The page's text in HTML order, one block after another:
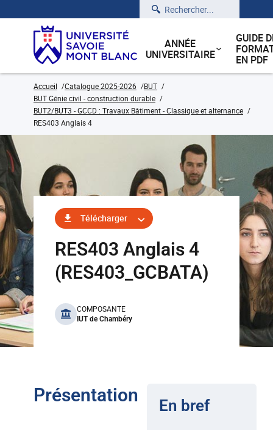
Rechercher
ANNÉE
UNIVERSITAIRE
GUIDE
EN PDF
Accueil Catalogue 2025-2026
BUT
BUT Génie civil - construction durable
BUT2/BUT3 - GCCD : Travaux Bâtiment - Classique et alternance
RES403 Anglais 4
Télécharger
RES403 Anglais 4
(RES403_GCBATA)
benefits
COMPOSANTE
IUT de Chambéry
Présentation En bref